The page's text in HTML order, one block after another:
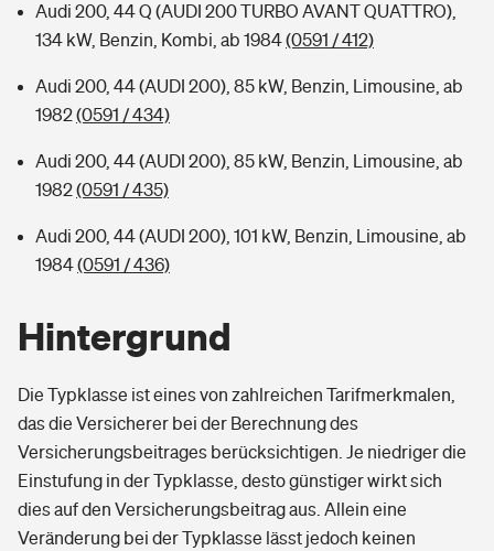
Audi 200, 44 Q (AUDI 200 TURBO AVANT QUATTRO),
134 kW, Benzin, Kombi, ab 1984(0591 / 412)
Audi 200, 44 (AUDI 200), 85 kW, Benzin, Limousine, ab
1982(0591 / 434)
Audi 200, 44 (AUDI 200), 85 kW, Benzin, Limousine, ab
1982(0591 / 435)
Audi 200, 44 (AUDI 200), 101 kW, Benzin, Limousine, ab
1984(0591 / 436)
Hintergrund
Die Typklasse ist eines von zahlreichen Tarifmerkmalen,
das die Versicherer bei der Berechnung des
Versicherungsbeitrages berücksichtigen. Je niedriger die
Einstufung in der Typklasse, desto günstiger wirkt sich
dies auf den Versicherungsbeitrag aus. Allein eine
Veränderung bei der Typklasse lässt jedoch keinen